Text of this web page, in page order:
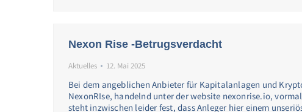
Nexon Rise -Betrugsverdacht
Aktuelles 12. Mai 2025
Bei dem angeblichen Anbieter für Kapitalanlagen und
NexonRIse, handelnd unter der website nexonrise.io,
steht inzwischen leider fest, dass Anleger hier einem